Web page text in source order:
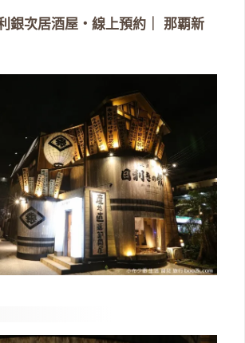
銀次居酒屋・線上預約｜ 那覇新